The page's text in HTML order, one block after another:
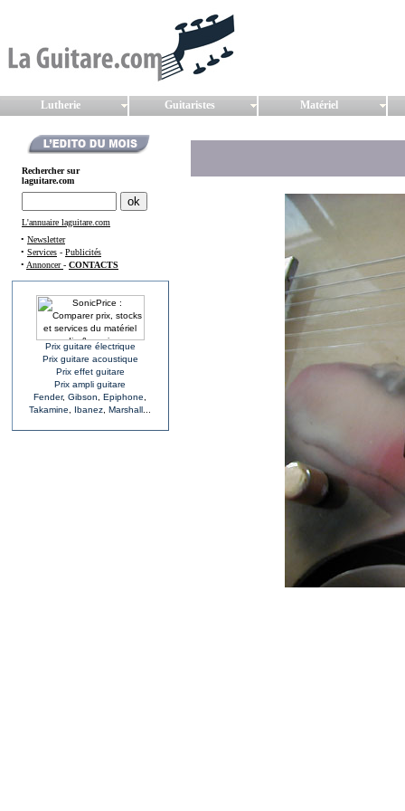
Lutherie Guitaristes Matériel
Rechercher sur
laguitare.com
L'annuaire laguitare.com
• Newsletter
• Services - Publicités
• Annoncer- CONTACTS
Prix guitare électrique
Prix guitare acoustique
Prix effet guitare
Prix ampli guitare
Fender,Gibson ,Epiphone
Takamine
Ibanez ,Marshall